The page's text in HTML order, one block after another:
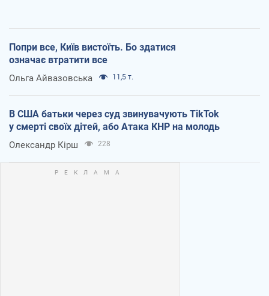
Попри все, Київ вистоїть. Бо здатися
означає втратити все
Ольга Айвазовська 11,5 т.
В США батьки через суд звинувачують TikTok
у смерті своїх дітей, або Атака КНР на молодь
Олександр Кірш 228